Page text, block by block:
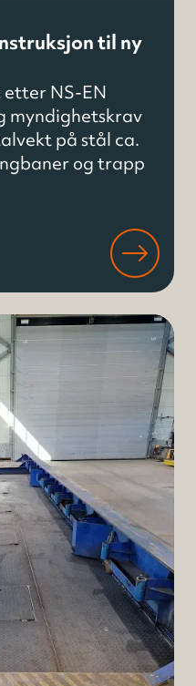
til ny
NS-EN
myndighetskrav
på stål ca.
og trapp